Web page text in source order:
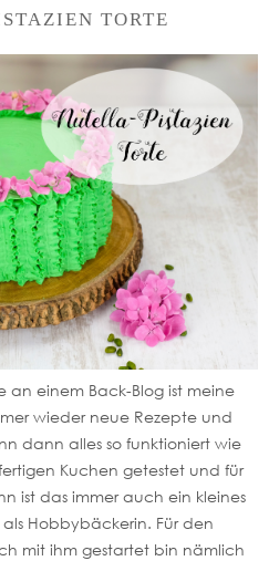
TORTE
an einem Back-Blog ist meine
wieder neue Rezepte und
dann alles so funktioniert wie
Kuchen getestet und für
ist das immer auch ein kleines
als Hobbybäckerin. Für den
mit ihm gestartet bin nämlich